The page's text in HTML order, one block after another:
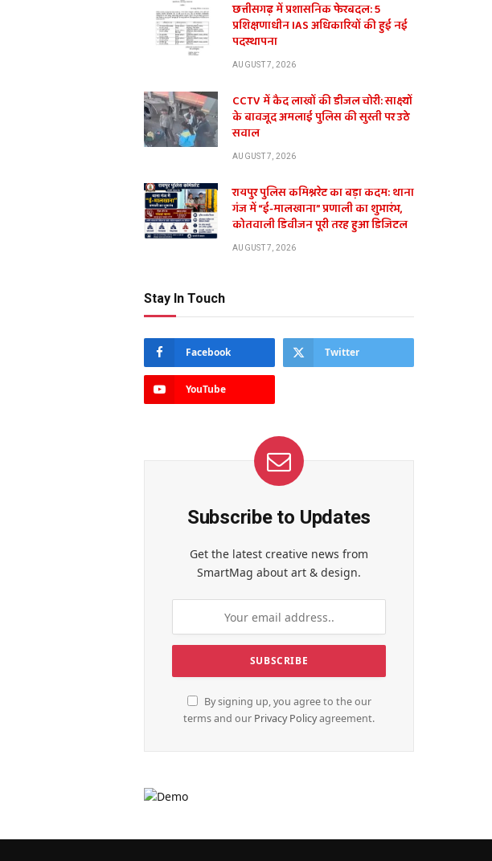
छत्तीसगढ़ में प्रशासनिक फेरबदल: 5
प्रशिक्षणाधीन IAS अधिकारियों की हुई नई
पदस्थापना
AUGUST 7, 2026
CCTV में कैद लाखों की डीजल चोरी: साक्ष्यों
के बावजूद अमलाई पुलिस की सुस्ती पर उठे
सवाल
AUGUST 7, 2026
रायपुर पुलिस कमिश्नरेट का बड़ा कदम: थाना
गंज में “ई-मालखाना” प्रणाली का शुभारंभ,
कोतवाली डिवीजन पूरी तरह हुआ डिजिटल
AUGUST 7, 2026
Stay In Touch
Facebook Twitter
YouTube
Subscribe to Updates
Get the latest creative news from
SmartMag about art & design.
By signing up, you agree to the our
terms and our Privacy Policyagreement.